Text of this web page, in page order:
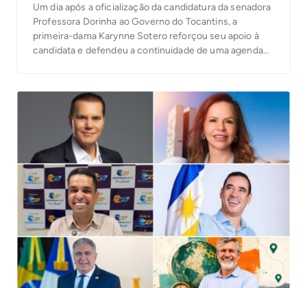
Um dia após a oficialização da candidatura da senadora
Professora Dorinha ao Governo do Tocantins, a
primeira-dama Karynne Sotero reforçou seu apoio à
candidata e defendeu a continuidade de uma agenda
publicado nesta quinta-feira, 6, Karynne reafirmou sua